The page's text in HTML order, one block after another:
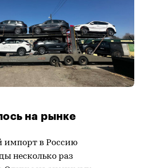
на рынке
импорт в Россию
несколько раз